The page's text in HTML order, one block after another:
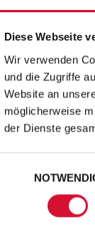
Diese Webseite
Wir verwenden
und die Zugriffe
Website an
möglicherweise
der Dienste
2026